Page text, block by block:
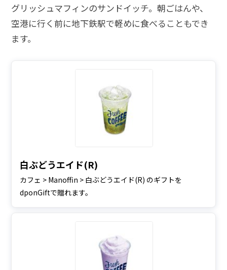
グリッシュマフィンのサンドイッチ。朝ごはんや、
空港に行く前に地下鉄駅で軽めに食べることもでき
ます。
白ぶどうエイド(R)
カフェ > Manoffin > 白ぶどうエイド(R) のギフトを
dponGiftで贈れます。